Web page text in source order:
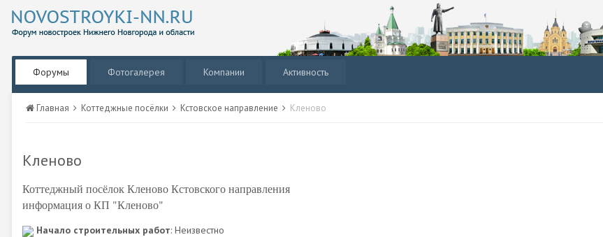
Форумы Фотогалерея Компании Активность
Главная Коттеджные посёлки Кстовское направление Кленово
Кленово
Коттеджный посёлок Кленово Кстовского направления
информация о КП "Кленово"
Начало строительных работ: Неизвестно